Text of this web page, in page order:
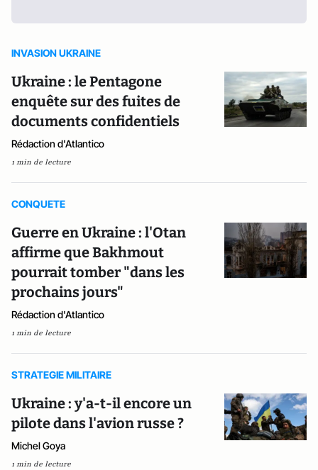
INVASION UKRAINE
Ukraine : le Pentagone
enquête sur des fuites de
documents confidentiels
Rédaction d'Atlantico
1 min de lecture
CONQUETE
Guerre en Ukraine : l'Otan
affirme que Bakhmout
pourrait tomber "dans les
prochains jours"
Rédaction d'Atlantico
1 min de lecture
STRATEGIE MILITAIRE
Ukraine : y'a-t-il encore un
pilote dans l'avion russe ?
Michel Goya
1 min de lecture